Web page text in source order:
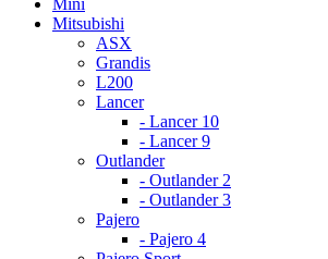
Mini
Mitsubishi
ASX
Grandis
L200
Lancer
- Lancer 10
- Lancer 9
Outlander
- Outlander 2
- Outlander 3
Pajero
- Pajero 4